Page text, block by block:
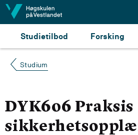
Hopp til innhald
Studietilbod Forsking
Studium
DYK606 Praksis